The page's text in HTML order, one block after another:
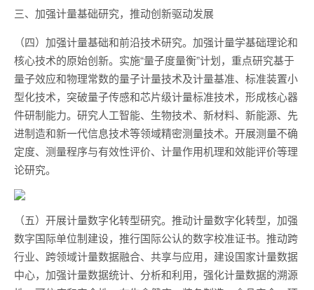
三、加强计量基础研究，推动创新驱动发展
（四）加强计量基础和前沿技术研究。加强计量学基础理论和
核心技术的原始创新。实施“量子度量衡”计划，重点研究基于
量子效应和物理常数的量子计量技术及计量基准、标准装置小
型化技术，突破量子传感和芯片级计量标准技术，形成核心器
件研制能力。研究人工智能、生物技术、新材料、新能源、先
进制造和新一代信息技术等领域精密测量技术。开展测量不确
定度、测量程序与有效性评价、计量作用机理和效能评价等理
论研究。
（五）开展计量数字化转型研究。推动计量数字化转型，加强
数字国际单位制建设，推行国际公认的数字校准证书。推动跨
行业、跨领域计量数据融合、共享与应用，建设国家计量数据
中心，加强计量数据统计、分析和利用，强化计量数据的溯源